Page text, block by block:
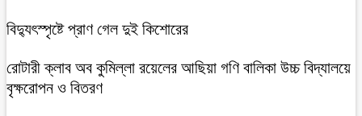
বিদ্যুৎস্পৃষ্টে প্রাণ গেল দুই কিশোরের
রোটারী ক্লাব অব কুমিল্লা রয়েলের আছিয়া গণি বালিকা উচ্চ বিদ্যালয়ে
বৃক্ষরোপন ও বিতরণ